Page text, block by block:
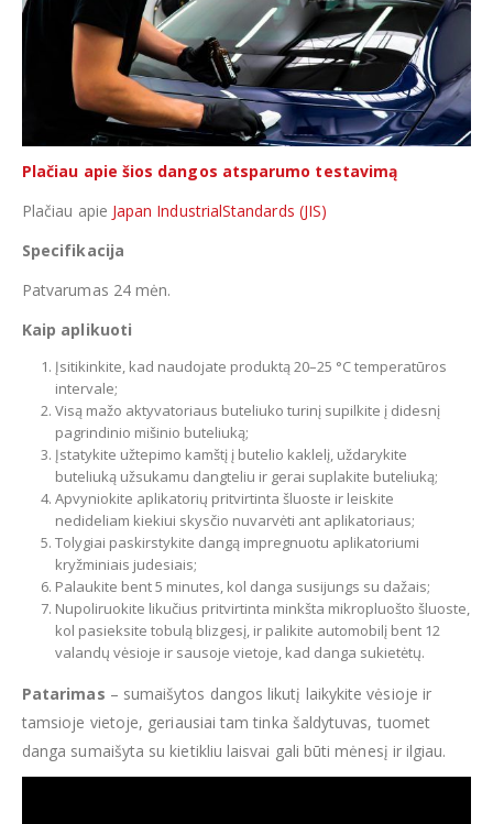
Plačiau apie šios dangos atsparumo testavimą
Plačiau apie Japan IndustrialStandards (JIS)
Specifikacija
Patvarumas 24 mėn.
Kaip aplikuoti
Įsitikinkite, kad naudojate produktą 20–25 °C temperatūros
intervale;
Visą mažo aktyvatoriaus buteliuko turinį supilkite į didesnį
pagrindinio mišinio buteliuką;
Įstatykite užtepimo kamštį į butelio kaklelį, uždarykite
buteliuką užsukamu dangteliu ir gerai suplakite buteliuką;
Apvyniokite aplikatorių pritvirtinta šluoste ir leiskite
nedideliam kiekiui skysčio nuvarvėti ant aplikatoriaus;
Tolygiai paskirstykite dangą impregnuotu aplikatoriumi
kryžminiais judesiais;
Palaukite bent 5 minutes, kol danga susijungs su dažais;
Nupoliruokite likučius pritvirtinta minkšta mikropluošto šluoste,
kol pasieksite tobulą blizgesį, ir palikite automobilį bent 12
valandų vėsioje ir sausoje vietoje, kad danga sukietėtų.
Patarimas – sumaišytos dangos likutį laikykite vėsioje ir
tamsioje vietoje, geriausiai tam tinka šaldytuvas, tuomet
danga sumaišyta su kietikliu laisvai gali būti mėnesį ir ilgiau.